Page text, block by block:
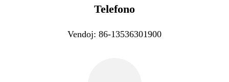
Telefono
Vendoj: 86-13536301900